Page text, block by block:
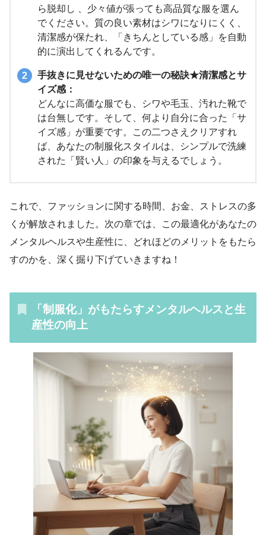
ら脱却し 、少々値が張っても高品質な服を選ん
でください。質の良い素材はシワになりにくく、
清潔感が保たれ、「きちんとしている感」を自動
的に演出してくれるんです。
手抜きに見せないための唯一の秘訣★清潔感とサ
イズ感：
どんなに高価な服でも、シワや毛玉、汚れた靴で
は台無しです。そして、何より自分に合った「サ
イズ感」が重要です。この二つさえクリアすれ
ば、あなたの制服化スタイルは、シンプルで洗練
された「賢い人」の印象を与えるでしょう。
これで、ファッションに関する時間、お金、ストレスの多
くが解放されました。次の章では、この最適化があなたの
メンタルヘルスや生産性に、どれほどのメリットをもたら
すのかを、深く掘り下げていきますね！
「制服化」がもたらすメンタルヘルスと生
産性の向上